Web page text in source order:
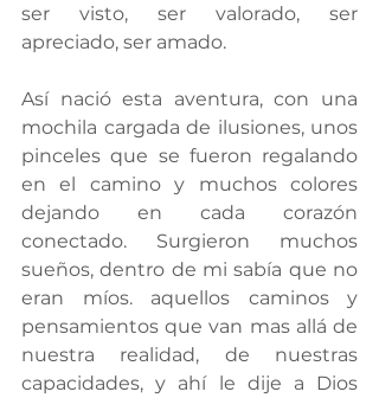
ser visto, ser valorado, ser
apreciado, ser amado.
Así nació esta aventura, con una
mochila cargada de ilusiones, unos
pinceles que se fueron regalando
en el camino y muchos colores
dejando en cada corazón
conectado. Surgieron muchos
sueños, dentro de mi sabía que no
eran míos. aquellos caminos y
pensamientos que van mas allá de
nuestra realidad, de nuestras
capacidades, y ahí le dije a Dios